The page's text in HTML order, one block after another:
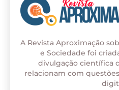
A Revista Aproximação
e Sociedade foi
divulgação científica
relacionam com